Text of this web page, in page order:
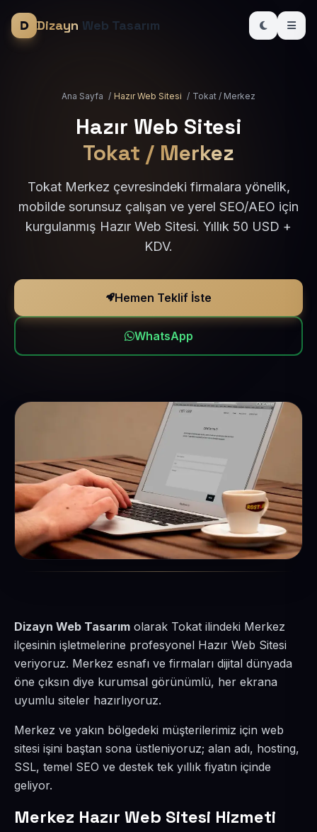
Dizayn Web Tasarım
Ana Sayfa / Hazır Web Sitesi / Tokat / Merkez
Hazır Web Sitesi
Tokat / Merkez
Tokat Merkez çevresindeki firmalara yönelik,
mobilde sorunsuz çalışan ve yerel SEO/AEO için
kurgulanmış Hazır Web Sitesi. Yıllık 50 USD +
KDV.
Hemen Teklif İste
WhatsApp
Dizayn Web Tasarım olarak Tokat ilindeki Merkez
ilçesinin işletmelerine profesyonel Hazır Web Sitesi
veriyoruz. Merkez esnafı ve firmaları dijital dünyada
öne çıksın diye kurumsal görünümlü, her ekrana
uyumlu siteler hazırlıyoruz.
Merkez ve yakın bölgedeki müşterilerimiz için web
sitesi işini baştan sona üstleniyoruz; alan adı, hosting,
SSL, temel SEO ve destek tek yıllık fiyatın içinde
geliyor.
Merkez Hazır Web Sitesi Hizmeti